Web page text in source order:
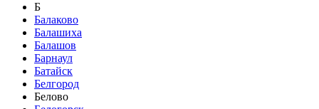
Б
Балаково
Балашиха
Балашов
Барнаул
Батайск
Белгород
Белово